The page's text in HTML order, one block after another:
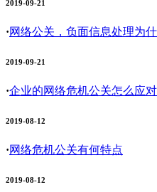
2019-09-21
·网络公关，负面信息处理为
2019-09-21
·企业的网络危机公关怎么应对
2019-08-12
·网络危机公关有何特点
2019-08-12